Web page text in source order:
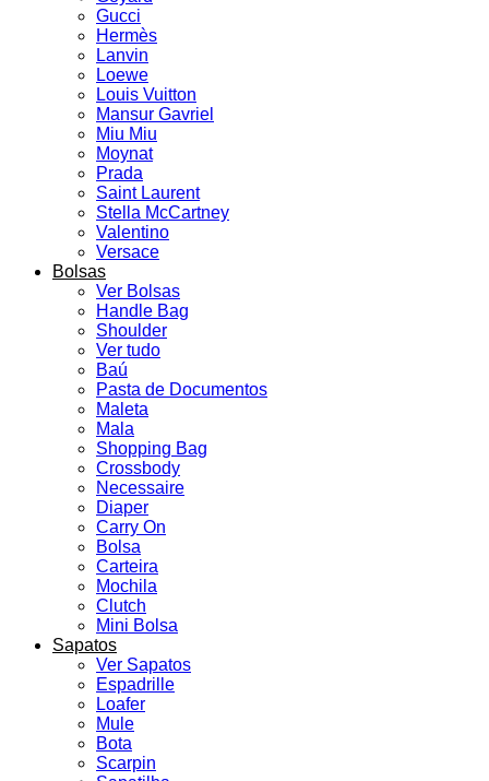
Gucci
Hermès
Lanvin
Loewe
Louis Vuitton
Mansur Gavriel
Miu Miu
Moynat
Prada
Saint Laurent
Stella McCartney
Valentino
Versace
Bolsas
Ver Bolsas
Handle Bag
Shoulder
Ver tudo
Baú
Pasta de Documentos
Maleta
Mala
Shopping Bag
Crossbody
Necessaire
Diaper
Carry On
Bolsa
Carteira
Mochila
Clutch
Mini Bolsa
Sapatos
Ver Sapatos
Espadrille
Loafer
Mule
Bota
Scarpin